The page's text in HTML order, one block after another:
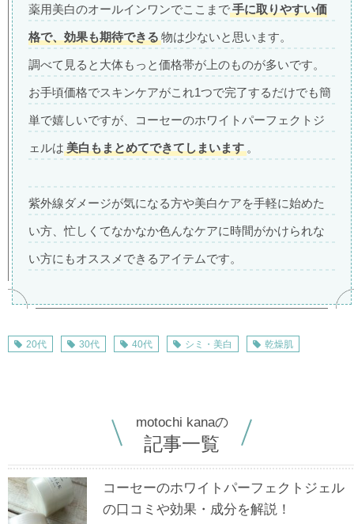
薬用美白のオールインワンでここまで手に取りやすい価
格で、効果も期待できる 物は少ないと思います。
調べて見ると大体もっと価格帯が上のものが多いです。
お手頃価格でスキンケアがこれ1つで完了するだけでも簡
単で嬉しいですが、コーセーのホワイトパーフェクトジ
ェルは 美白もまとめてできてしまいます 。
紫外線ダメージが気になる方や美白ケアを手軽に始めた
い方、忙しくてなかなか色んなケアに時間がかけられな
い方にもオススメできるアイテムです。
20代 30代 40代 シミ・美白 乾燥肌
motochi kanaの
記事一覧
コーセーのホワイトパーフェクトジェル
の口コミや効果・成分を解説！